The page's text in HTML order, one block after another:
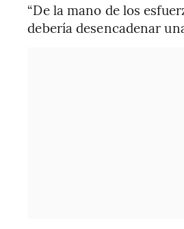
“De la mano de los
debería desencadenar